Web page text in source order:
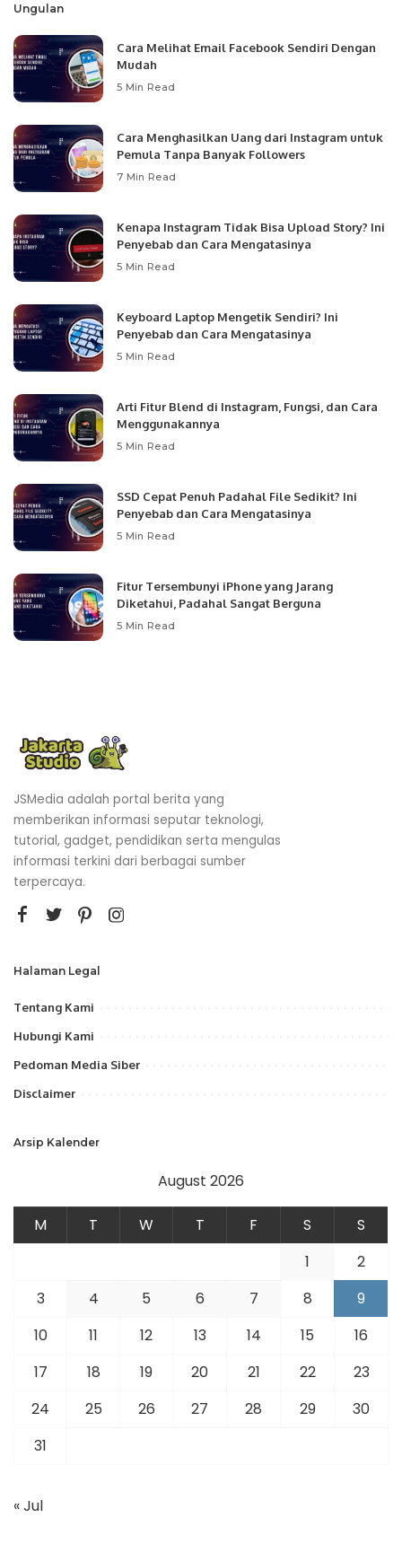
Ungulan
Cara Melihat Email Facebook Sendiri Dengan
Mudah
5 Min Read
Cara Menghasilkan Uang dari Instagram untuk
Pemula Tanpa Banyak Followers
7 Min Read
Kenapa Instagram Tidak Bisa Upload Story? Ini
Penyebab dan Cara Mengatasinya
5 Min Read
Keyboard Laptop Mengetik Sendiri? Ini
Penyebab dan Cara Mengatasinya
5 Min Read
Arti Fitur Blend di Instagram, Fungsi, dan Cara
Menggunakannya
5 Min Read
SSD Cepat Penuh Padahal File Sedikit? Ini
Penyebab dan Cara Mengatasinya
5 Min Read
Fitur Tersembunyi iPhone yang Jarang
Diketahui, Padahal Sangat Berguna
5 Min Read
JSMedia adalah portal berita yang
memberikan informasi seputar teknologi,
tutorial, gadget, pendidikan serta mengulas
informasi terkini dari berbagai sumber
terpercaya.
Halaman Legal
Tentang Kami
Hubungi Kami
Pedoman Media Siber
Disclaimer
Arsip Kalender
August 2026
M T W T F S
S
1
2
3
4 5 6 7 8
9
10
11 12 13 14 15
16
17
18 19 20 21 22
23
24
25 26 27 28 29
30
31
« Jul